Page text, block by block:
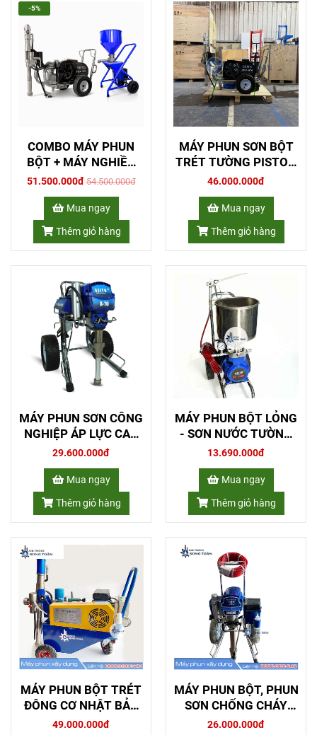
COMBO MÁY PHUN
BỘT + MÁY NGHIỀN
BỘT
51.500.000đ 54.500.000đ
-5%
Mua ngay
Thêm giỏ hàng
MÁY PHUN SƠN BỘT
TRÉT TƯỜNG PISTON
HDX-970
46.000.000đ
Mua ngay
Thêm giỏ hàng
MÁY PHUN SƠN CÔNG
NGHIỆP ÁP LỰC CAO
SEITO X-70
29.600.000đ
Mua ngay
Thêm giỏ hàng
MÁY PHUN BỘT LỎNG
- SƠN NƯỚC TƯỜNG
NHÀ ST-1690
13.690.000đ
Mua ngay
Thêm giỏ hàng
MÁY PHUN BỘT TRÉT
ĐÔNG CƠ NHẬT BẢN
ST-790
49.000.000đ
MÁY PHUN BỘT, PHUN
SƠN CHỐNG CHÁY
3095HD
26.000.000đ